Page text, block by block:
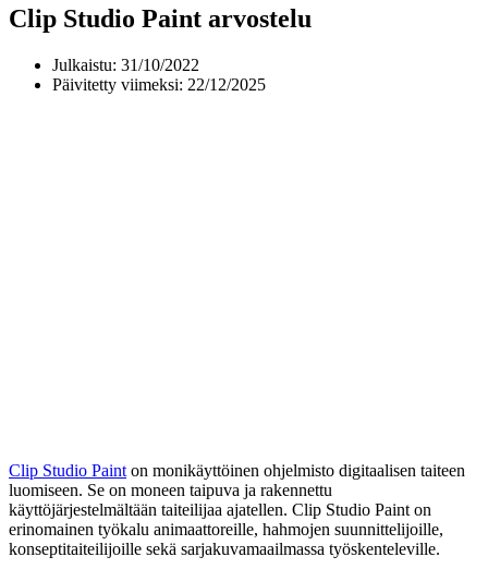
Clip Studio Paint arvostelu
Julkaistu: 31/10/2022
Päivitetty viimeksi: 22/12/2025
Clip Studio Paint on monikäyttöinen ohjelmisto digitaalisen taiteen
luomiseen. Se on moneen taipuva ja rakennettu
käyttöjärjestelmältään taiteilijaa ajatellen. Clip Studio Paint on
erinomainen työkalu animaattoreille, hahmojen suunnittelijoille,
konseptitaiteilijoille sekä sarjakuvamaailmassa työskenteleville.